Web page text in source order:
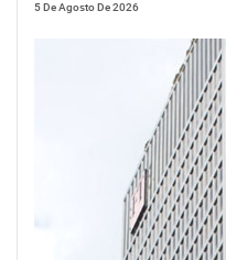
5 De Agosto De 2026